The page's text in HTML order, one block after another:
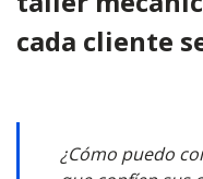
cada cliente
¿Cómo puedo